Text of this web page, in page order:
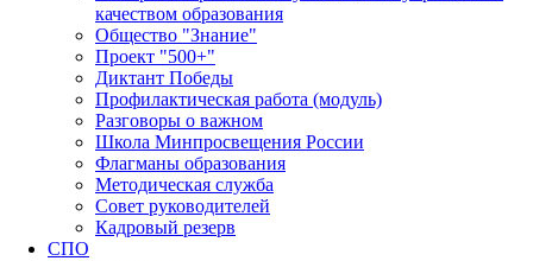
качеством образования
Общество "Знание"
Проект "500+"
Диктант Победы
Профилактическая работа (модуль)
Разговоры о важном
Школа Минпросвещения России
Флагманы образования
Методическая служба
Совет руководителей
Кадровый резерв
СПО